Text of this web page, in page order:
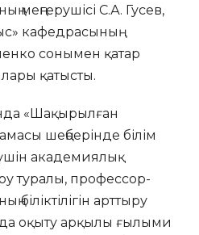
меңгерушісі С.А. Гусев,
кафедрасының
сонымен қатар
қатысты.
«Шақырылған
шеңберінде білім
академиялық
туралы, профессор-
арттыру
оқыту арқылы ғылыми